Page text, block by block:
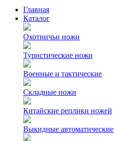
Главная
Каталог
Охотничьи ножи
Туристические ножи
Военные и тактические
Складные ножи
Китайские реплики ножей
Выкидные автоматические